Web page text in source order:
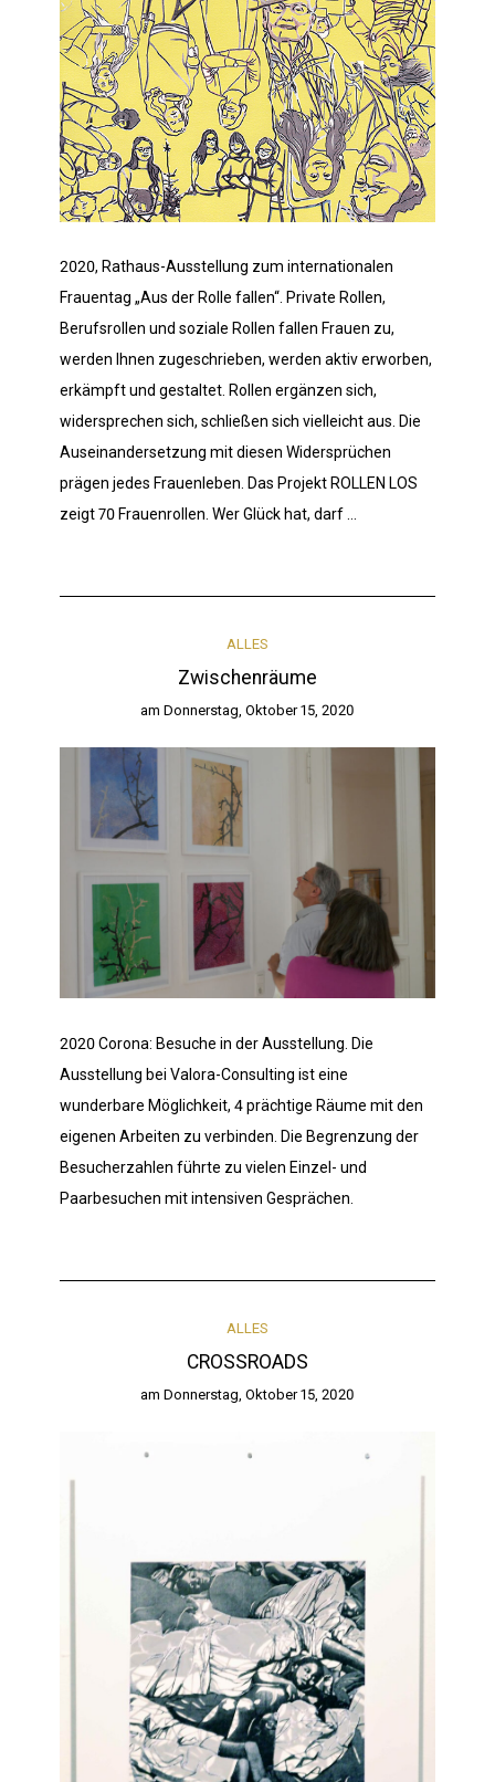
2020, Rathaus-Ausstellung zum internationalen
Frauentag „Aus der Rolle fallen“. Private Rollen,
Berufsrollen und soziale Rollen fallen Frauen zu,
werden Ihnen zugeschrieben, werden aktiv erworben,
erkämpft und gestaltet. Rollen ergänzen sich,
widersprechen sich, schließen sich vielleicht aus. Die
Auseinandersetzung mit diesen Widersprüchen
prägen jedes Frauenleben. Das Projekt ROLLEN LOS
zeigt 70 Frauenrollen. Wer Glück hat, darf …
ALLES
Zwischenräume
am Donnerstag, Oktober 15, 2020
2020 Corona: Besuche in der Ausstellung. Die
Ausstellung bei Valora-Consulting ist eine
wunderbare Möglichkeit, 4 prächtige Räume mit den
eigenen Arbeiten zu verbinden. Die Begrenzung der
Besucherzahlen führte zu vielen Einzel- und
Paarbesuchen mit intensiven Gesprächen.
ALLES
CROSSROADS
am Donnerstag, Oktober 15, 2020